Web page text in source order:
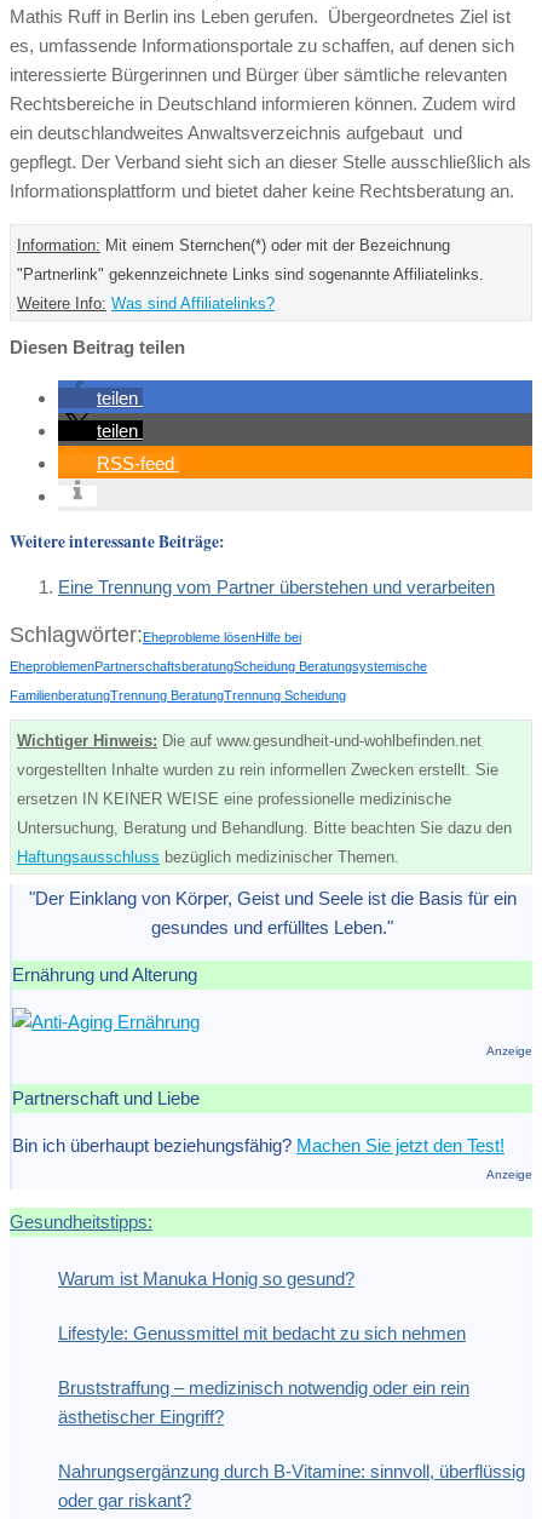
Mathis Ruff in Berlin ins Leben gerufen. Übergeordnetes Ziel ist
es, umfassende Informationsportale zu schaffen, auf denen sich
interessierte Bürgerinnen und Bürger über sämtliche relevanten
Rechtsbereiche in Deutschland informieren können. Zudem wird
ein deutschlandweites Anwaltsverzeichnis aufgebaut und
gepflegt. Der Verband sieht sich an dieser Stelle ausschließlich als
Informationsplattform und bietet daher keine Rechtsberatung an.
Information: Mit einem Sternchen(*) oder mit der Bezeichnung
"Partnerlink" gekennzeichnete Links sind sogenannte Affiliatelinks.
Weitere Info: Was sind Affiliatelinks?
Diesen Beitrag teilen
teilen
teilen
RSS-feed
Weitere interessante Beiträge:
Eine Trennung vom Partner überstehen und verarbeiten
Schlagwörter:Eheprobleme lösenHilfe bei
EheproblemenPartnerschaftsberatungScheidung Beratungsystemische
FamilienberatungTrennung BeratungTrennung Scheidung
Wichtiger Hinweis: Die auf www.gesundheit-und-wohlbefinden.net
vorgestellten Inhalte wurden zu rein informellen Zwecken erstellt. Sie
ersetzen IN KEINER WEISE eine professionelle medizinische
Untersuchung, Beratung und Behandlung. Bitte beachten Sie dazu den
Haftungsausschluss bezüglich medizinischer Themen.
"Der Einklang von Körper, Geist und Seele ist die Basis für ein
gesundes und erfülltes Leben."
Ernährung und Alterung
Anzeige
Partnerschaft und Liebe
Bin ich überhaupt beziehungsfähig? Machen Sie jetzt den Test!
Anzeige
Gesundheitstipps:
Warum ist Manuka Honig so gesund?
Lifestyle: Genussmittel mit bedacht zu sich nehmen
Bruststraffung – medizinisch notwendig oder ein rein
ästhetischer Eingriff?
Nahrungsergänzung durch B-Vitamine: sinnvoll, überflüssig
oder gar riskant?